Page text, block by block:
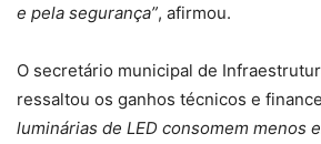
e pela segurança”, afirmou.
O secretário municipal de
ressaltou os ganhos técnicos e
luminárias de LED consomem menos